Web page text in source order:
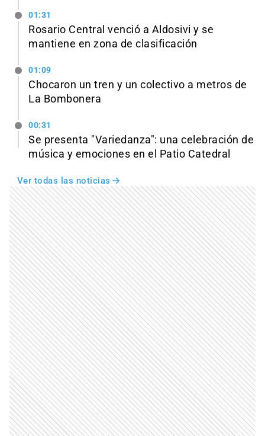
01:31
Rosario Central venció a Aldosivi y se
mantiene en zona de clasificación
01:09
Chocaron un tren y un colectivo a metros de
La Bombonera
00:31
Se presenta "Variedanza": una celebración de
música y emociones en el Patio Catedral
Ver todas las noticias